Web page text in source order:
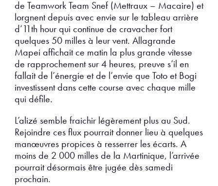
de Teamwork Team Snef (Mettraux – Macaire) et
lorgnent depuis avec envie sur le tableau arrière
d’11th hour qui continue de cravacher fort
quelques 50 milles à leur vent. Allagrande
Mapei affichait ce matin la plus grande vitesse
de rapprochement sur 4 heures, preuve s’il en
fallait de l’énergie et de l’envie que Toto et Bogi
investissent dans cette course avec chaque mille
qui défile.
L’alizé semble fraichir légèrement plus au Sud.
Rejoindre ces flux pourrait donner lieu à quelques
manœuvres propices à resserrer les écarts. A
moins de 2 000 milles de la Martinique, l’arrivée
pourrait désormais être jugée dès samedi
prochain.